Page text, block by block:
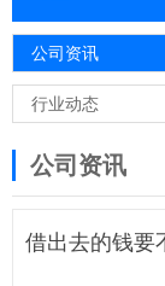
公司资讯
行业动态
公司资讯
借出去的钱要